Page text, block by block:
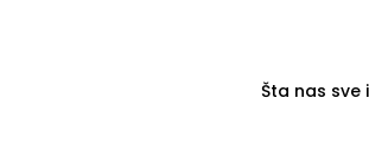
Šta nas sve